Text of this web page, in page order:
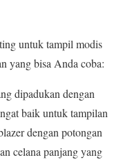
untuk tampil modis
yang bisa Anda coba:
dipadukan dengan
baik untuk tampilan
dengan potongan
celana panjang yang